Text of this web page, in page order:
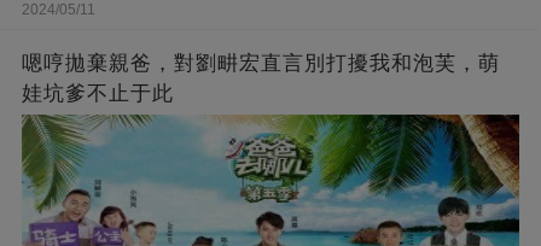
2024/05/11
嗯哼拋棄親爸，對劉畊宏直言別打擾我和泡芙，萌
娃坑爹不止于此